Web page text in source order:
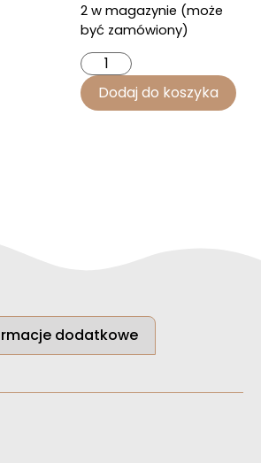
2 w magazynie (może
być zamówiony)
Dodaj do koszyka
dodatkowe